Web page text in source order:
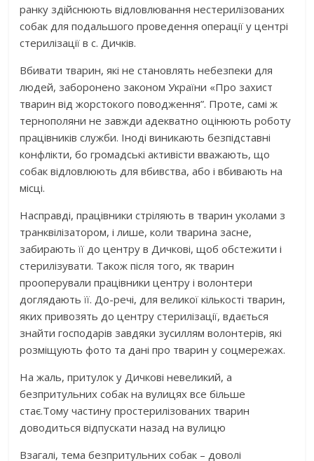
ранку здійснюють відловлювання нестерилізованих
собак для подальшого проведення операції у центрі
стерилізації в с. Дичків.
Вбивати тварин, які не становлять небезпеки для
людей, заборонено законом України «Про захист
тварин від жорстокого поводження”. Проте, самі ж
тернополяни не завжди адекватно оцінюють роботу
працівників служби. Іноді виникають безпідставні
конфлікти, бо громадські активісти вважають, що
собак відловлюють для вбивства, або і вбивають на
місці.
Насправді, працівники стріляють в тварин уколами з
транквілізатором, і лише, коли тварина засне,
забирають її до центру в Дичкові, щоб обстежити і
стерилізувати. Також після того, як тварин
прооперували працівники центру і волонтери
доглядають її. До-речі, для великої кількості тварин,
яких привозять до центру стерилізації, вдається
знайти господарів завдяки зусиллям волонтерів, які
розміщують фото та дані про тварин у соцмережах.
На жаль, притулок у Дичкові невеликий, а
безпритульних собак на вулицях все більше
стає.Тому частину простерилізованих тварин
доводиться відпускати назад на вулицю
Взагалі, тема безпритульних собак – доволі